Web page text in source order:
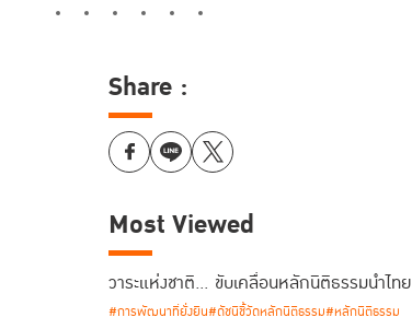
Share :
Most Viewed
วาระแห่งชาติ… ขับเคลื่อนหลักนิติธรรมนำไทย
#การพัฒนาที่ยั่งยืน#ดัชนีชี้วัดหลักนิติธรรม#หลักนิติธรรม